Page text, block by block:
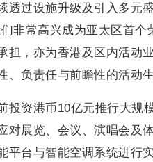
透过设施升级及引入多元
非常高兴成为亚太区首
担，亦为香港及区内活动
、负责任与前瞻性的活动
投资港币10亿元推行大规
对展览、会议、演唱会及
平台与智能空调系统进行